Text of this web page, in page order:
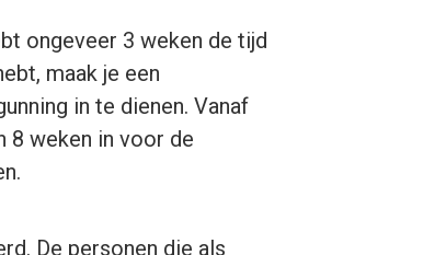
ongeveer 3 weken de tijd
maak je een
in te dienen. Vanaf
8 weken in voor de
De personen die als